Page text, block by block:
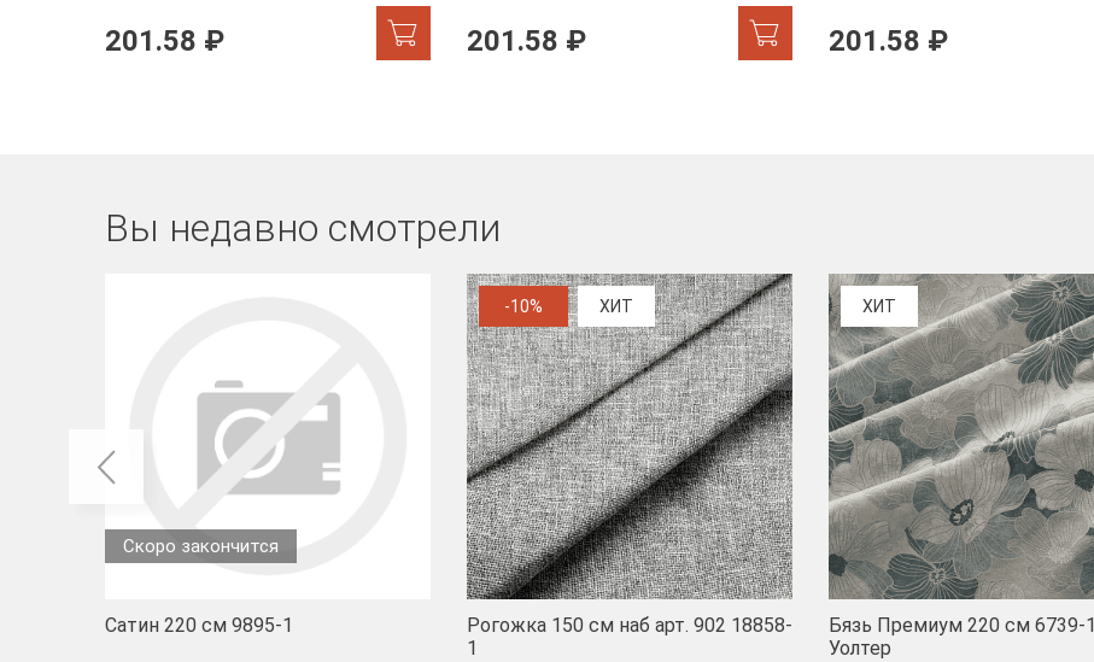
201.58 ₽ 201.58 ₽ 201.58 ₽
Вы недавно смотрели
Скоро закончится
Сатин 220 см 9895-1
-10% ХИТ
Рогожка 150 см наб арт. 902 18858-
1
ХИТ
Бязь Премиум 220 см 6739-1
Уолтер